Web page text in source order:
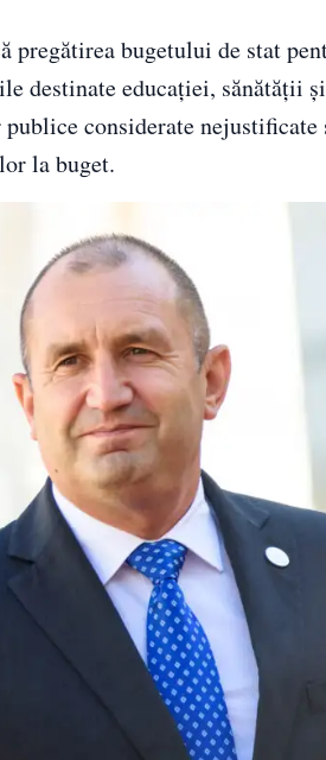
pregătirea bugetului de stat
destinate educației, sănătății
considerate nejustificate
la buget.